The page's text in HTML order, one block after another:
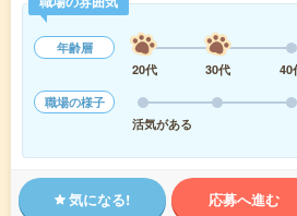
年齢層
20代
30代 40
職場の様子
活気がある
気になる! 応募へ進む